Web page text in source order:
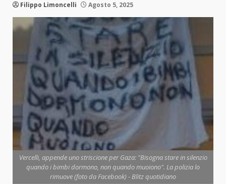
Filippo Limoncelli Agosto 5, 2025
Vercelli, appende uno striscione per Gaza: "Bisogna stare in silenzio
quando i bimbi dormono, non quando muoiono". La polizia lo
rimuove (foto da Facebook) - Blitz quotidiano